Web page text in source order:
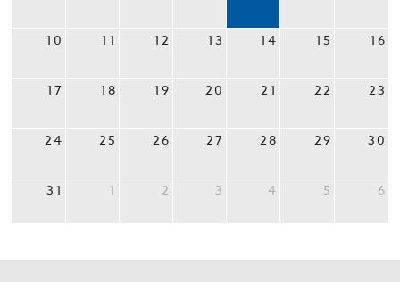
10 11 12 13 14 15 16
17 18 19 20 21 22 23
24 25 26 27 28 29 30
31 1 2 3 4 5 6